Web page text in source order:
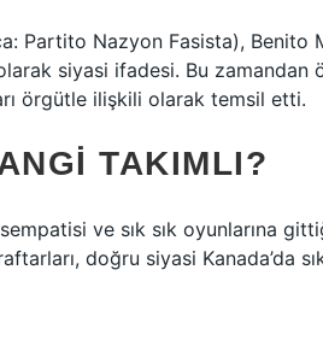
Partito Nazyon Fasista), Benito
siyasi ifadesi. Bu zamandan
örgütle ilişkili olarak temsil etti.
TAKIMLI?
ve sık sık oyunlarına
doğru siyasi Kanada’da